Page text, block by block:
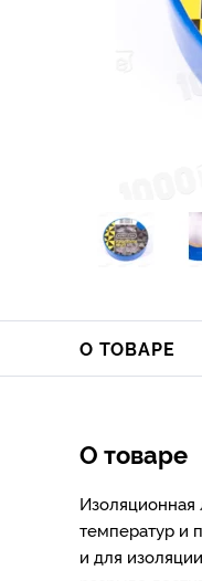
О ТОВАРЕ
О товаре
температур и
и для